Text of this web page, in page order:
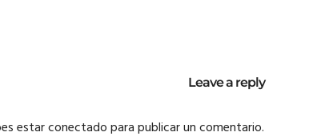
Leave a reply
estarconectadopara publicar un comentario.